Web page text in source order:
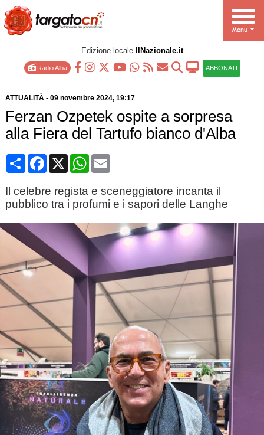
Edizione locale IlNazionale.it
Radio Alba ABBONATI
ATTUALITÀ- 09 novembre 2024, 19:17
Ferzan Ozpetek ospite a sorpresa
alla Fiera del Tartufo bianco d'Alba
CondividiFacebook
X WhatsApp
Email
Il celebre regista e sceneggiatore incanta il
pubblico tra i profumi e i sapori delle Langhe